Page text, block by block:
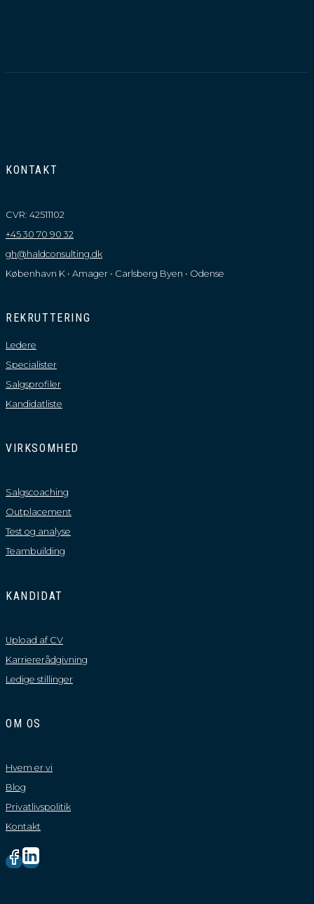
KONTAKT
CVR: 42511102
+45 30 70 90 32
gh@haldconsulting.dk
København K • Amager • Carlsberg Byen • Odense
REKRUTTERING
Ledere
Specialister
Salgsprofiler
Kandidatliste
VIRKSOMHED
Salgscoaching
Outplacement
Test og analyse
Teambuilding
KANDIDAT
Upload af CV
Karriererådgivning
Ledige stillinger
OM OS
Hvem er vi
Blog
Privatlivspolitik
Kontakt